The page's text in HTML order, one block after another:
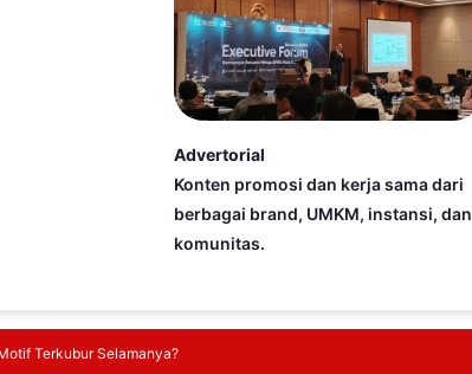
Advertorial
Konten promosi dan kerja sama dari
berbagai brand, UMKM, instansi, dan
komunitas.
Terkubur Selamanya?